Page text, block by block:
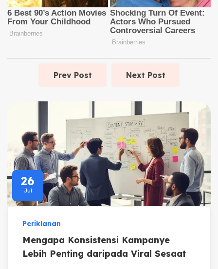
Prev Post Next Post
26
Jul
Periklanan
Mengapa Konsistensi Kampanye
Lebih Penting daripada Viral Sesaat